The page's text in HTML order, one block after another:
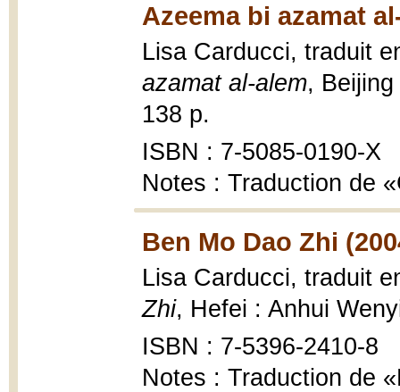
Azeema bi azamat
Lisa Carducci, traduit
azamat al-alem,
138 p.
ISBN : 7-5085-0190-X
Notes : Traduction de
Ben Mo Dao Zhi
Lisa Carducci, traduit
Zhi, Hefei : Anhui
ISBN : 7-5396-2410-8
Notes : Traduction de